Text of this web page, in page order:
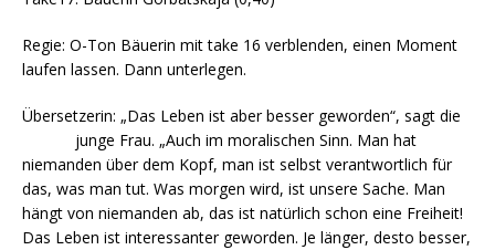
Regie: O-Ton Bäuerin mit take 16 verblenden, einen Moment
laufen lassen. Dann unterlegen.
Übersetzerin: „Das Leben ist aber besser geworden“, sagt die
junge Frau. „Auch im moralischen Sinn. Man hat
niemanden über dem Kopf, man ist selbst verantwortlich für
das, was man tut. Was morgen wird, ist unsere Sache. Man
hängt von niemanden ab, das ist natürlich schon eine Freiheit!
Das Leben ist interessanter geworden. Je länger, desto besser,